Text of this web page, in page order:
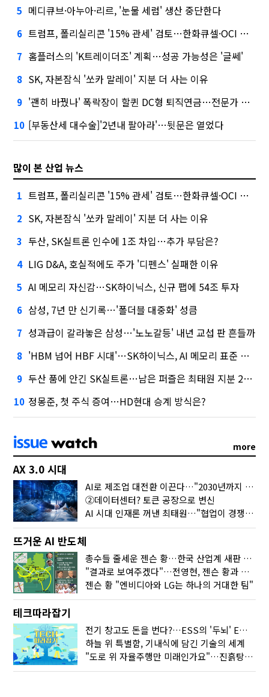
5 메디큐브·아누아·리르, '눈물 세럼' 생산 중단한다
6 트럼프, 폴리실리콘 '15% 관세' 검토…한화큐셀·OCI 영향은?
7 홈플러스의 'K트레이더조' 계획…성공 가능성은 '글쎄'
8 SK, 자본잠식 '쏘카 말레이' 지분 더 사는 이유
9 '괜히 바꿨나' 폭락장이 할퀸 DC형 퇴직연금…전문가 조언은
10 [부동산세 대수술]'2년내 팔아라'…뒷문은 열었다
많이 본 산업 뉴스
1 트럼프, 폴리실리콘 '15% 관세' 검토…한화큐셀·OCI 영향은?
2 SK, 자본잠식 '쏘카 말레이' 지분 더 사는 이유
3 두산, SK실트론 인수에 1조 차입…추가 부담은?
4 LIG D&A, 호실적에도 주가 '디펜스' 실패한 이유
5 AI 메모리 자신감…SK하이닉스, 신규 팹에 54조 투자
6 삼성, 7년 만 신기록…'폴더블 대중화' 성큼
7 성과급이 갈라놓은 삼성…'노노갈등' 내년 교섭 판 흔들까
8 'HBM 넘어 HBF 시대'…SK하이닉스, AI 메모리 표준 선점 나섰다
9 두산 품에 안긴 SK실트론…남은 퍼즐은 최태원 지분 29.4%
10 정몽준, 첫 주식 증여…HD현대 승계 방식은?
more
AX 3.0 시대
AI로 제조업 대전환 이끈다…"2030년까지 민관합동 20조 투자"
②데이터센터? 토큰 공장으로 변신
AI 시대 인재론 꺼낸 최태원…"협업이 경쟁력"
뜨거운 AI 반도체
총수들 줄세운 젠슨 황…한국 산업계 새판 짰다
"결과로 보여주겠다"…전영현, 젠슨 황과 HBM5 논의
젠슨 황 "엔비디아와 LG는 하나의 거대한 팀"
테크따라잡기
전기 창고도 돈을 번다?…ESS의 '두뇌' EMO가 뭐길래
하늘 위 특별함, 기내식에 담긴 기술의 세계
"도로 위 자율주행만 미래인가요"…진흙탕서 길 내는 HD현대 AI 기술